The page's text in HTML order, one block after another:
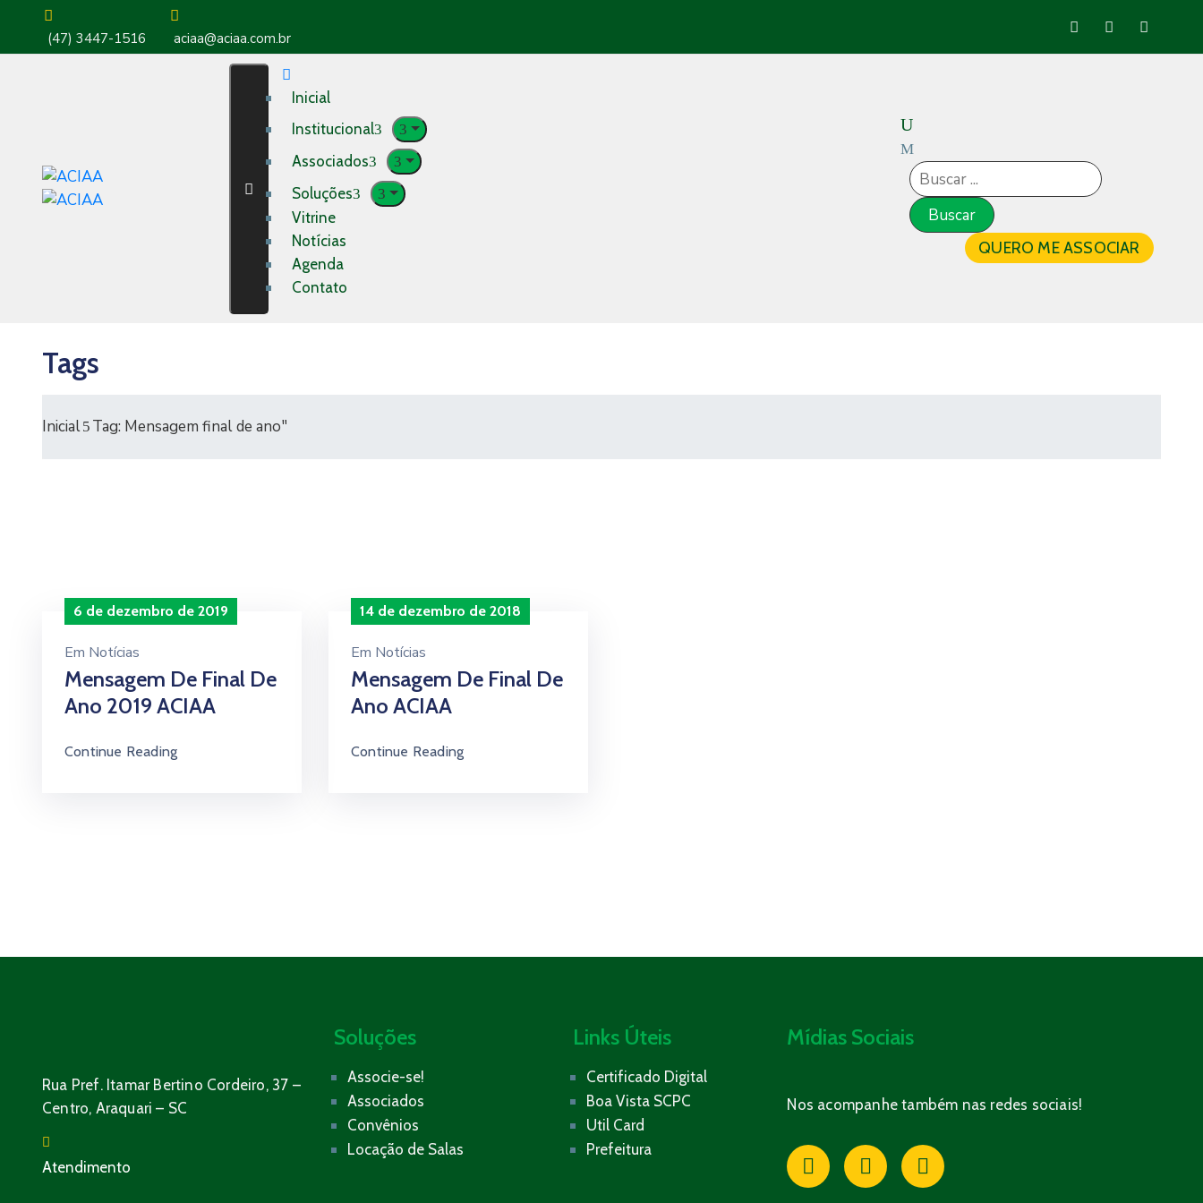
(47) 3447-1516 aciaa@aciaa.com.br
Inicial
Institucional
Associados
Soluções
Vitrine
Notícias
Agenda
Contato
QUERO ME ASSOCIAR
Tags
Inicial Tag: Mensagem final de ano"
6 de dezembro de 2019
Em Notícias
Mensagem De Final De
Ano 2019 ACIAA
Continue Reading
14 de dezembro de 2018
Em Notícias
Mensagem De Final De
Ano ACIAA
Continue Reading
Rua Pref. Itamar Bertino Cordeiro, 37 –
Centro, Araquari – SC
Atendimento
Soluções
Associe-se!
Associados
Convênios
Locação de Salas
Links Úteis
Certificado Digital
Boa Vista SCPC
Util Card
Prefeitura
Mídias Sociais
Nos acompanhe também nas redes sociais!